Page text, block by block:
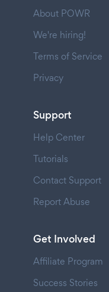
About POWR
We're hiring!
Terms of Service
Privacy
Support
Help Center
Tutorials
Contact Support
Report Abuse
Get Involved
Affiliate Program
Success Stories